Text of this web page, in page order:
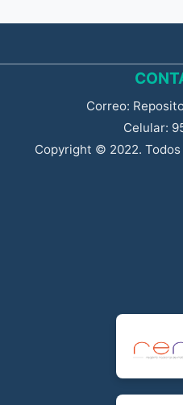
Correo:
Celular:
Copyright © 2022.